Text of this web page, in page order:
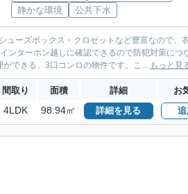
静かな環境
公共下水
ーズボックス・クロゼットなど豊富なので、
ンターホン越しに確認できるので防犯対策につ
できる、3口コンロの物件です。こ... もっと見
間取り 面積 詳細 お
4LDK 98.94㎡ 詳細を見る